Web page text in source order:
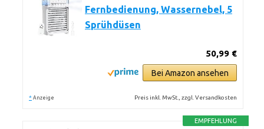
Fernbedienung, Wassernebel, 5
Sprühdüsen
50,99 €
Bei Amazon ansehen
* Anzeige Preis inkl. MwSt., zzgl. Versandkosten
EMPFEHLUNG